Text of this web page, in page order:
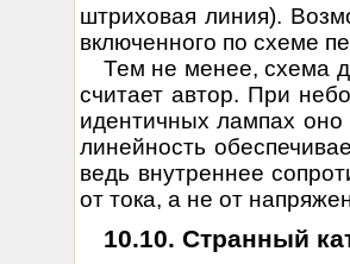
штриховая линия).
включенного по схеме
Тем не менее, схема
считает автор. При
идентичных лампах оно
линейность
ведь внутреннее
от тока, а не от
10.10. Странный